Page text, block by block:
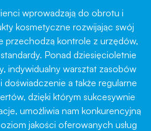
wprowadzają do obrotu i
kosmetyczne rozwijając swój
przechodzą kontrole z urzędów,
Ponad dziesięcioletnie
indywidualny warsztat zasobów
a także regularne
dzięki którym sukcesywnie
umożliwia nam konkurencyjną
jakości oferowanych usług